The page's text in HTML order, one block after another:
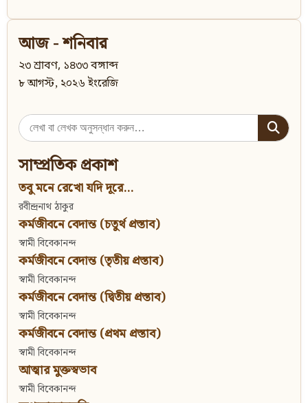
আজ - শনিবার
২৩ শ্রাবণ, ১৪৩৩ বঙ্গাব্দ
৮ আগস্ট, ২০২৬ ইংরেজি
Search
for:
সাম্প্রতিক প্রকাশ
তবু মনে রেখো যদি দূরে...
রবীন্দ্রনাথ ঠাকুর
কর্মজীবনে বেদান্ত (চতুর্থ প্রস্তাব)
স্বামী বিবেকানন্দ
কর্মজীবনে বেদান্ত (তৃতীয় প্রস্তাব)
স্বামী বিবেকানন্দ
কর্মজীবনে বেদান্ত (দ্বিতীয় প্রস্তাব)
স্বামী বিবেকানন্দ
কর্মজীবনে বেদান্ত (প্রথম প্রস্তাব)
স্বামী বিবেকানন্দ
আত্মার মুক্তস্বভাব
স্বামী বিবেকানন্দ